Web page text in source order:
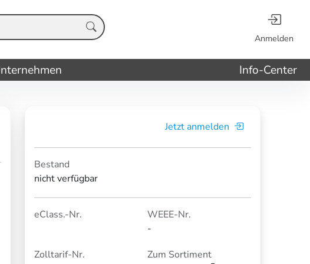
Anmelden
Info-Center
Jetzt anmelden
Bestand
nicht verfügbar
eClass.-Nr.
WEEE-Nr.
-
Zolltarif-Nr.
Zum Sortiment